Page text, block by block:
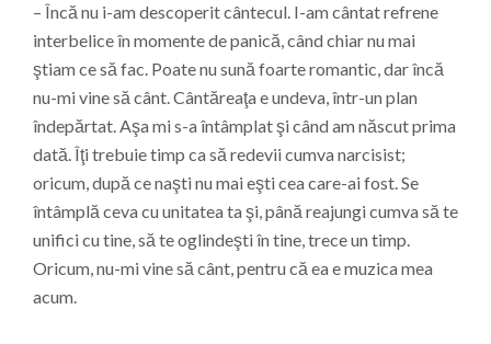
– Încă nu i-am descoperit cântecul. I-am cântat refrene
interbelice în momente de panică, când chiar nu mai
ştiam ce să fac. Poate nu sună foarte romantic, dar încă
nu-mi vine să cânt. Cântăreaţa e undeva, într-un plan
îndepărtat. Aşa mi s-a întâmplat şi când am născut prima
dată. Îţi trebuie timp ca să redevii cumva narcisist;
oricum, după ce naşti nu mai eşti cea care-ai fost. Se
întâmplă ceva cu unitatea ta şi, până reajungi cumva să te
unifici cu tine, să te oglindeşti în tine, trece un timp.
Oricum, nu-mi vine să cânt, pentru că ea e muzica mea
acum.